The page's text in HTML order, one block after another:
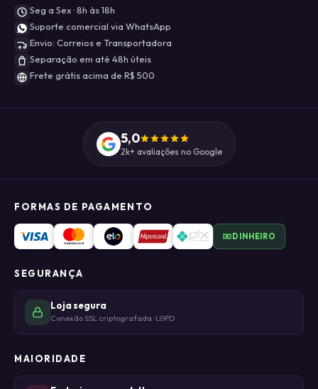
Seg a Sex · 8h às 18h
Suporte comercial via WhatsApp
Envio: Correios e Transportadora
Separação em até 48h úteis
Frete grátis acima de R$ 500
5,0
2k+ avaliações no Google
FORMAS DE PAGAMENTO
DINHEIRO
SEGURANÇA
Loja segura
Conexão SSL criptografada · LGPD
MAIORIDADE